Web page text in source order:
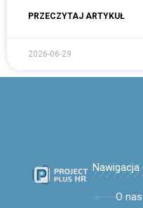
PRZECZYTAJ ARTYKUŁ
2026-06-29
Nawigacja
O nas